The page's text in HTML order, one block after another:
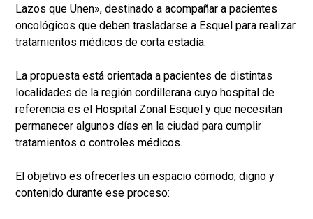
Lazos que Unen», destinado a acompañar a pacientes
oncológicos que deben trasladarse a Esquel para realizar
tratamientos médicos de corta estadía.
La propuesta está orientada a pacientes de distintas
localidades de la región cordillerana cuyo hospital de
referencia es el Hospital Zonal Esquel y que necesitan
permanecer algunos días en la ciudad para cumplir
tratamientos o controles médicos.
El objetivo es ofrecerles un espacio cómodo, digno y
contenido durante ese proceso: